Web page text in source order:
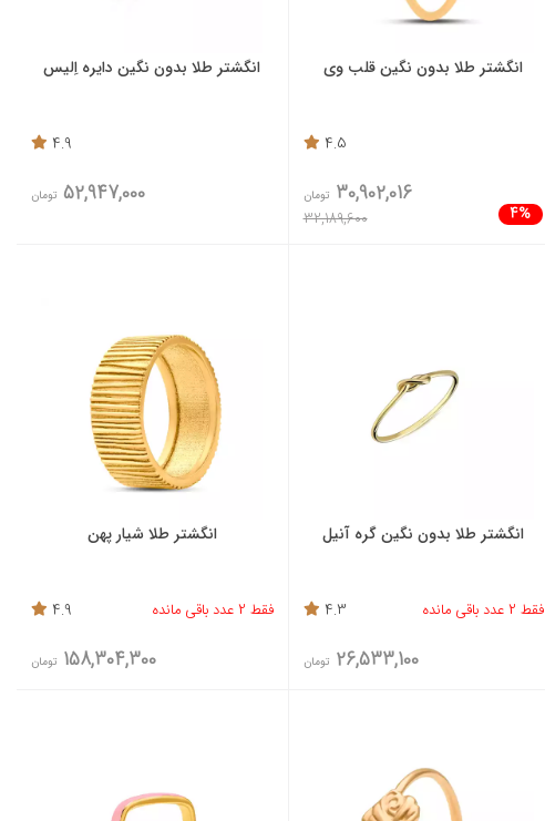
انگشتر طلا بدون نگین قلب وی
4.5
4%
30,902,016 تومان
32,189,600
انگشتر طلا بدون نگین دایره اِلیس
4.9
52,947,000 تومان
انگشتر طلا بدون نگین گره آنیل
فقط 2 عدد باقی مانده 4.3
26,533,100 تومان
انگشتر طلا شیار پهن
فقط 2 عدد باقی مانده 4.9
158,304,300 تومان